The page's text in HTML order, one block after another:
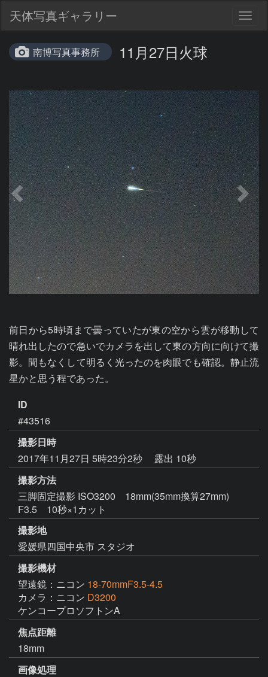
天体写真ギャラリー
南博写真事務所 11月27日火球
前日から5時頃まで曇っていたが東の空から雲が移動して
晴れ出したので急いでカメラを出して東の方向に向けて撮
影。間もなくして明るく光ったのを肉眼でも確認。静止流
星かと思う程であった。
ID
#43516
撮影日時
2017年11月27日 5時23分2秒
露出 10秒
撮影方法
三脚固定撮影 ISO3200 18mm(35mm換算27mm)
F3.5 10秒×1カット
撮影地
愛媛県四国中央市 スタジオ
撮影機材
望遠鏡：ニコン 18-70mmF3.5-4.5
カメラ：ニコン D3200
ケンコープロソフトンA
焦点距離
18mm
画像処理